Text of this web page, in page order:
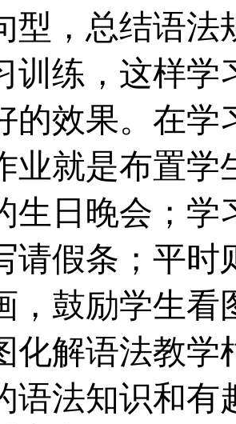
型，总结语法
训练，这样学
的效果。在学
业就是布置
生日晚会；学
请假条；平时
，鼓励学生看
化解语法教学
语法知识和有